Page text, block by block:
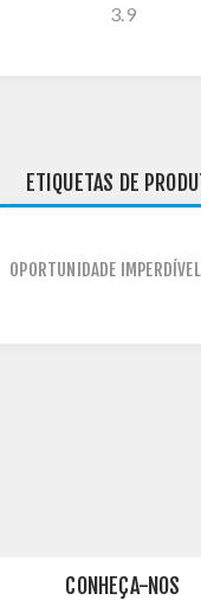
3.9
ETIQUETAS DE
OPORTUNIDADE IMPERDÍVEL
CONHEÇA-NOS